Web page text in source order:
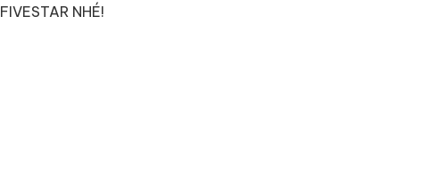
FIVESTAR NHÉ!